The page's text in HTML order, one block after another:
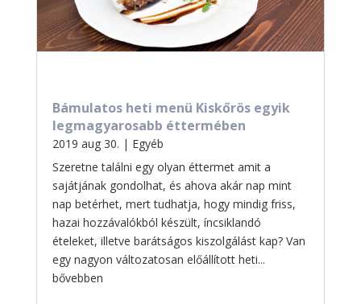
Bámulatos heti menü Kiskőrös egyik
legmagyarosabb éttermében
2019 aug 30. | Egyéb
Szeretne találni egy olyan éttermet amit a
sajátjának gondolhat, és ahova akár nap mint
nap betérhet, mert tudhatja, hogy mindig friss,
hazai hozzávalókból készült, íncsiklandó
ételeket, illetve barátságos kiszolgálást kap? Van
egy nagyon változatosan előállított heti...
bővebben